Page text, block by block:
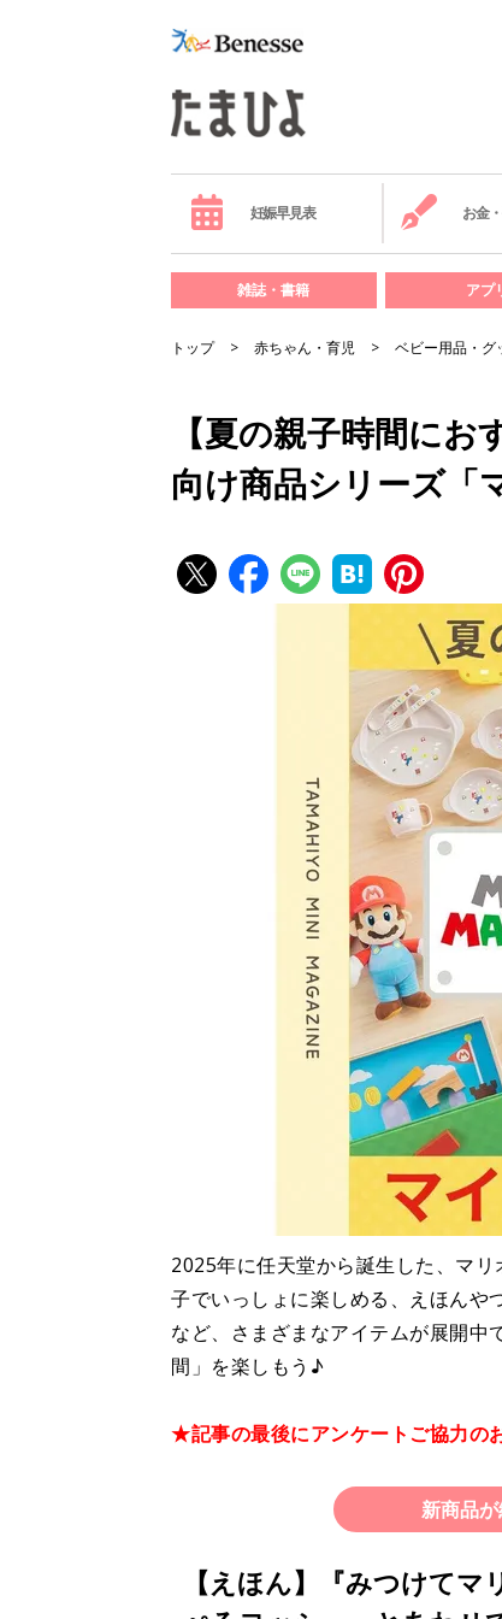
妊娠早見表 お金
雑誌・書籍 アプ
トップ 赤ちゃん・育児 ベビー用品・グ
【夏の親子時間に
向け商品シリーズ「
2025年に任天堂から誕生した、マ
子でいっしょに楽しめる、えほんや
など、さまざまなアイテムが展開中
間」を楽しもう♪
★記事の最後にアンケートご協力の
新商品
【えほん】『みつけて